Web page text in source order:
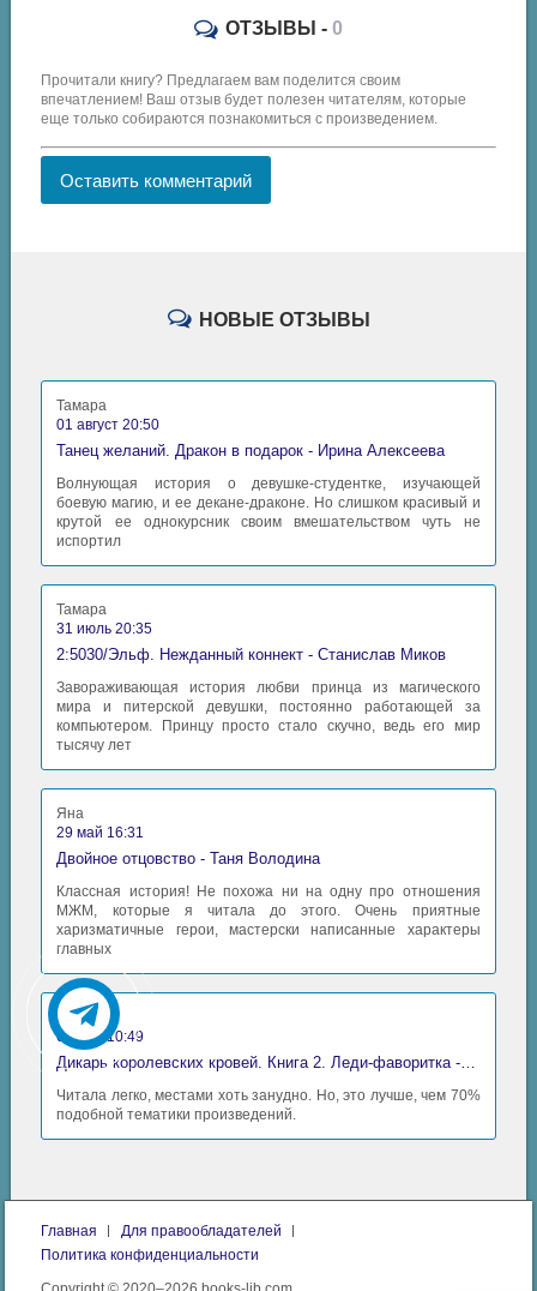
ОТЗЫВЫ - 0
Прочитали книгу? Предлагаем вам поделится своим
впечатлением! Ваш отзыв будет полезен читателям, которые
еще только собираются познакомиться с произведением.
Оставить комментарий
НОВЫЕ ОТЗЫВЫ
Тамара
01 август 20:50
Танец желаний. Дракон в подарок - Ирина Алексеева
Волнующая история о девушке-студентке, изучающей
боевую магию, и ее декане-драконе. Но слишком красивый и
крутой ее однокурсник своим вмешательством чуть не
испортил
Тамара
31 июль 20:35
2:5030/Эльф. Нежданный коннект - Станислав Миков
Завораживающая история любви принца из магического
мира и питерской девушки, постоянно работающей за
компьютером. Принцу просто стало скучно, ведь его мир
тысячу лет
Яна
29 май 16:31
Двойное отцовство - Таня Володина
Классная история! Не похожа ни на одну про отношения
МЖМ, которые я читала до этого. Очень приятные
харизматичные герои, мастерски написанные характеры
главных
Аида
06 май 10:49
Дикарь королевских кровей. Книга 2. Леди-фаворитка - Анна Сергеевна Гаврилова
Читала легко, местами хоть занудно. Но, это лучше, чем 70%
подобной тематики произведений.
Главная
Для правообладателей
Политика конфиденциальности